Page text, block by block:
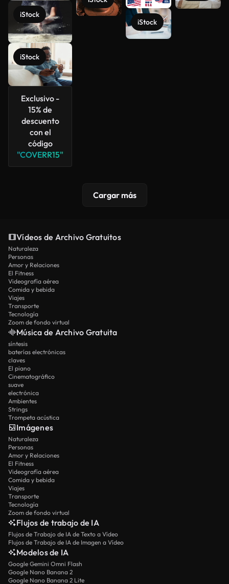
iStock
iStock
Exclusivo -
15% de
descuento
con el
código
"COVERR15"
iStock
Cargar más
Vídeos de Archivo Gratuitos
Naturaleza
Personas
Amor y Relaciones
El Fitness
Videografía aérea
Comida y bebida
Viajes
Transporte
Tecnología
Zoom de fondo virtual
Música de Archivo Gratuita
síntesis
baterías electrónicas
claves
El piano
Cinematográfico
suave
electrónica
Ambientes
Strings
Trompeta acústica
Imágenes
Naturaleza
Personas
Amor y Relaciones
El Fitness
Videografía aérea
Comida y bebida
Viajes
Transporte
Tecnología
Zoom de fondo virtual
Flujos de trabajo de IA
Flujos de Trabajo de IA de Texto a Vídeo
Flujos de Trabajo de IA de Imagen a Vídeo
Modelos de IA
Google Gemini Omni Flash
Google Nano Banana 2
Google Nano Banana 2 Lite